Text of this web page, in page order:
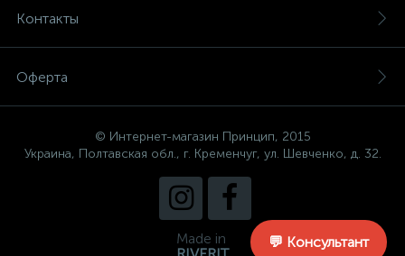
Контакты
Оферта
© Интернет-магазин Принцип, 2015
Украина, Полтавская обл., г. Кременчуг, ул. Шевченко, д. 32.
Made in
💬 Консультант